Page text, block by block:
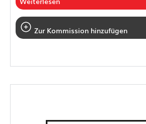
Zur Kommission hinzufügen